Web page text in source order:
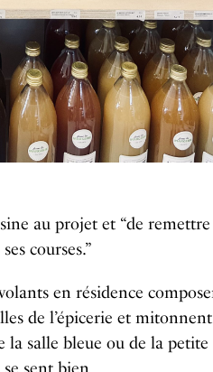
au projet et “de remettre
courses.”
en résidence
de l’épicerie et
la salle bleue ou de la